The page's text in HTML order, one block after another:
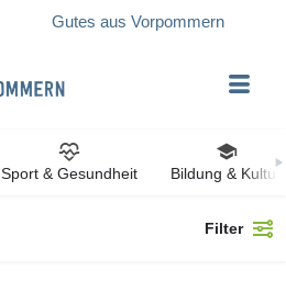
Gutes aus Vorpommern
Sport & Gesundheit Bildung & Kultur
Filter